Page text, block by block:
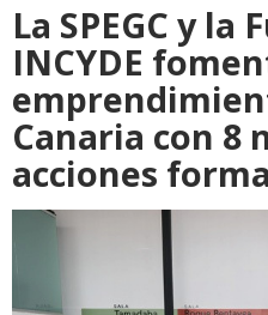
La SPEGC y la
INCYDE
Canaria con 8
acciones